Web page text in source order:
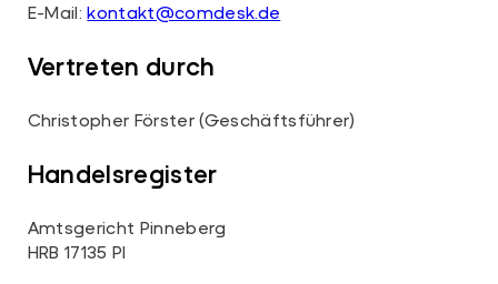
E-Mail:kontakt@comdesk.de
Vertreten durch
Christopher Förster (Geschäftsführer)
Handelsregister
Amtsgericht Pinneberg
HRB 17135 PI